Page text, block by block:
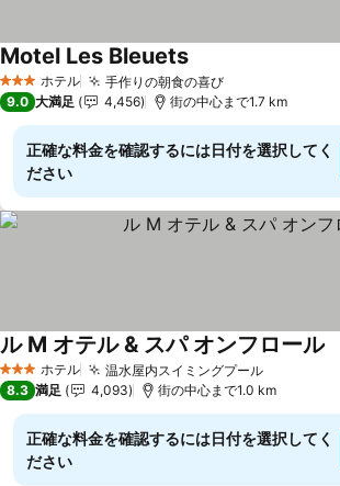
3 ホテルのランク
ホテル 手作りの朝食の喜び料金を表示
Motel Les Bleuets料金を表示
9.0 大満足 4,456 街の中心まで1.7 km
正確な料金を確認するには日付を選択してく
ださい
3 ホテルのランク
ホテル 温水屋内スイミングプール料金を表示
ル M オテル & スパ オンフロール
8.3 満足 4,093 街の中心まで1.0 km
正確な料金を確認するには日付を選択してく
ださい